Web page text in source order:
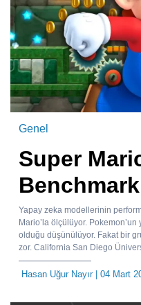
Genel
Super
Yapay zeka modellerinin
Mario’la ölçülüyor.
olduğu düşünülüyor. Fakat bir
zor. California San Diego
Hasan Uğur Nayır| 04 Mart